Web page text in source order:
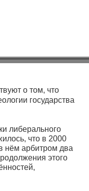
о том, что
государства
либерального
что в 2000
нём арбитром два
этого